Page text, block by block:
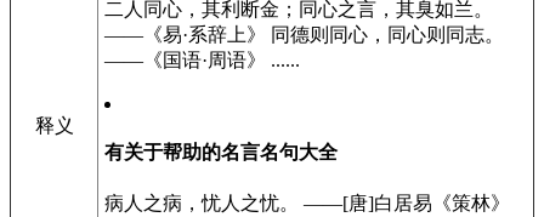
释义
二人同心，其利断金；同心之言，其臭如兰。
——《易·系辞上》 同德则同心，同心则同志。
——《国语·周语》 ......
有关于帮助的名言名句大全
病人之病，忧人之忧。 ——[唐]白居易《策林》